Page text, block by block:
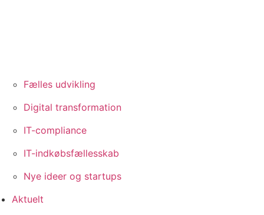
Fælles udvikling
Digital transformation
IT-compliance
IT-indkøbsfællesskab
Nye ideer og startups
Aktuelt